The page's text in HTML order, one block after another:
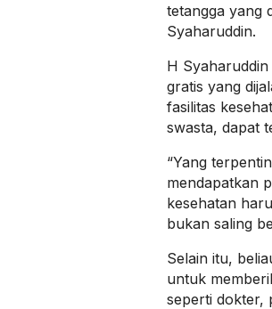
tetangga yang
Syaharuddin.
H
gratis yang
fasilitas
swasta, dapat
“Yang
mendapatkan
kesehatan
bukan saling
Selain itu,
untuk
seperti dokter,